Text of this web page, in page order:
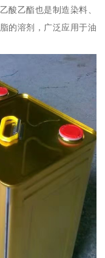
酸乙酯也是制造染料、
的溶剂，广泛应用于油